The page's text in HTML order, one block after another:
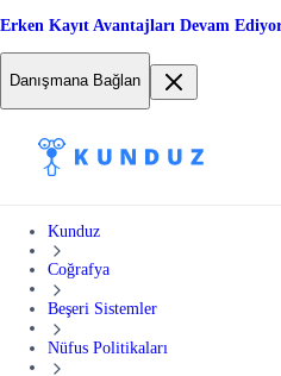
Erken Kayıt Avantajları Devam
Danışmana Bağlan
Kunduz
Coğrafya
Beşeri Sistemler
Nüfus Politikaları